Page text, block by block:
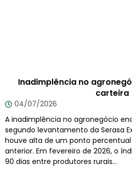
Inadimplência no
carteira
04/07/2026
A inadimplência no agronegócio
segundo levantamento da Serasa
houve alta de um ponto
anterior. Em fevereiro de 2026, o
90 dias entre produtores rurais...